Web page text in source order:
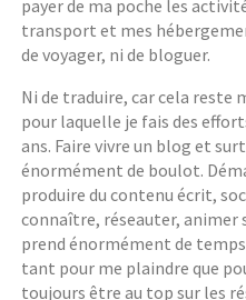
payer de ma poche les
transport et mes
de voyager, ni de bloguer.
Ni de traduire, car cela reste
pour laquelle je fais des
ans. Faire vivre un blog et
énormément de boulot.
produire du contenu écrit,
connaître, réseauter,
prend énormément de temps
tant pour me plaindre que
toujours être au top sur les